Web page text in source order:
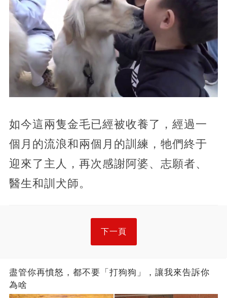
如今這兩隻金毛已經被收養了，經過一
個月的流浪和兩個月的訓練，牠們終于
迎來了主人，再次感謝阿婆、志願者、
醫生和訓犬師。
下一頁
盡管你再憤怒，都不要「打狗狗」，讓我來告訴你
為啥